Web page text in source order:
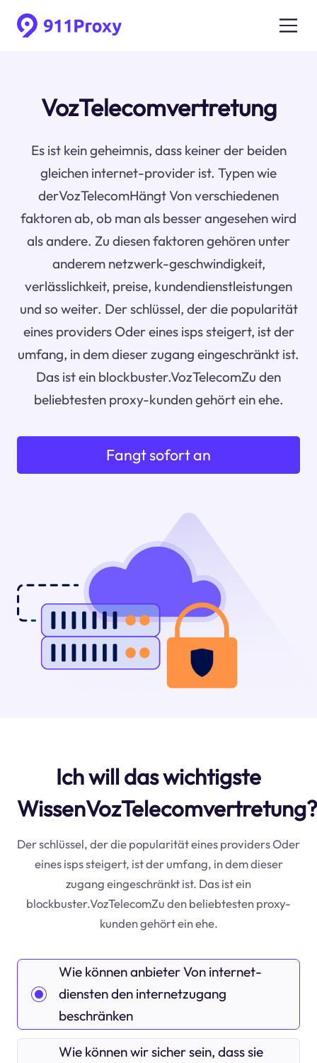
VozTelecomvertretung
Es ist kein geheimnis, dass keiner der beiden
gleichen internet-provider ist. Typen wie
derVozTelecomHängt Von verschiedenen
faktoren ab, ob man als besser angesehen wird
als andere. Zu diesen faktoren gehören unter
anderem netzwerk-geschwindigkeit,
verlässlichkeit, preise, kundendienstleistungen
und so weiter. Der schlüssel, der die popularität
eines providers Oder eines isps steigert, ist der
umfang, in dem dieser zugang eingeschränkt ist.
Das ist ein blockbuster.VozTelecomZu den
beliebtesten proxy-kunden gehört ein ehe.
Fangt sofort an
Ich will das wichtigste
WissenVozTelecomvertretung?
Der schlüssel, der die popularität eines providers Oder
eines isps steigert, ist der umfang, in dem dieser
zugang eingeschränkt ist. Das ist ein
blockbuster.VozTelecomZu den beliebtesten proxy-
kunden gehört ein ehe.
Wie können anbieter Von internet-
diensten den internetzugang
beschränken
Wie können wir sicher sein, dass sie